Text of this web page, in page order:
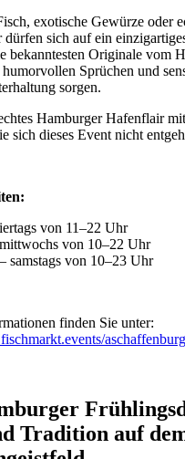
exotische Gewürze oder
dürfen sich auf ein
bekanntesten Originale vom
Sprüchen und
sorgen.
Hamburger Hafenflair
sich dieses Event nicht
von 11–22 Uhr
von 10–22 Uhr
samstags von 10–23 Uhr
finden Sie unter:
Tradition auf